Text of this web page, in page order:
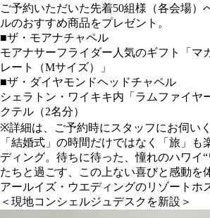
ご予約いただいた先着50組様（各会場）
ルのおすすめ商品をプレゼント。
■ザ・モアナチャペル
モアナサーフライダー人気のギフト「マ
レート（Mサイズ）」
■ザ・ダイヤモンドヘッドチャペル
シェラトン・ワイキキ内「ラムファイヤ
クテル（2名分）
※詳細は、ご予約時にスタッフにお伺いく
「結婚式」の時間だけではなく「旅」も
ディング。待ちに待った、憧れのハワイ
たちと過ごす、この上ない喜びと感動を
アールイズ・ウエディングのリゾートホ
＜現地コンシェルジュデスクを新設＞